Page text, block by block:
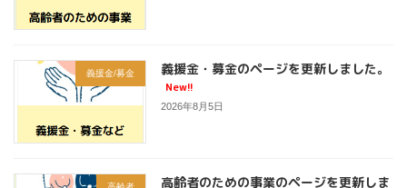
義援金/募金 義援金・募金のページを更新しました。
New!!
2026年8月5日
高齢者のための事業のページを更新しま